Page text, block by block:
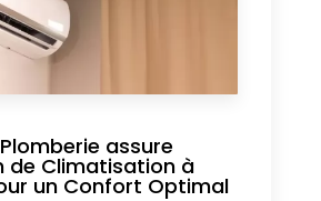
assure
de Climatisation à
un Confort Optimal